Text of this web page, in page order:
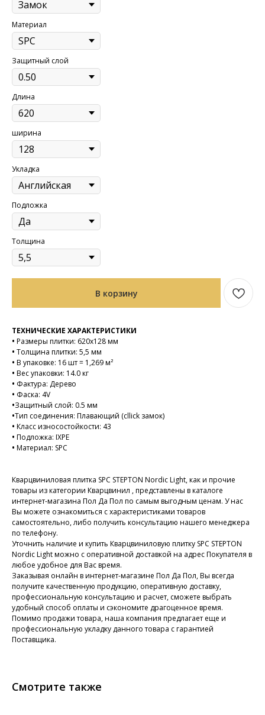
Материал
Защитный слой
Длина
ширина
Укладка
Подложка
Толщина
В корзину
ТЕХНИЧЕСКИЕ ХАРАКТЕРИСТИКИ
• Размеры плитки: 620х128 мм
• Толщина плитки: 5,5 мм
• В упаковке: 16 шт = 1,269 м²
• Вес упаковки: 14.0 кг
• Фактура: Дерево
• Фаска: 4V
•Защитный слой: 0.5 мм
•Тип соединения: Плавающий (cllick замок)
• Класс износостойкости: 43
• Подложка: IXPE
• Материал: SPC
Кварцвиниловая плитка SPC STEPTON Nordic Light, как и прочие
товары из категории Кварцвинил , представлены в каталоге
интернет-магазина Пол Да Пол по самым выгодным ценам. У нас
Вы можете ознакомиться с характеристиками товаров
самостоятельно, либо получить консультацию нашего менеджера
по телефону.
Уточнить наличие и купить Кварцвиниловую плитку SPC STEPTON
Nordic Light можно с оперативной доставкой на адрес Покупателя в
любое удобное для Вас время.
Заказывая онлайн в интернет-магазине Пол Да Пол, Вы всегда
получите качественную продукцию, оперативную доставку,
профессиональную консультацию и расчет, сможете выбрать
удобный способ оплаты и сэкономите драгоценное время.
Помимо продажи товара, наша компания предлагает еще и
профессиональную укладку данного товара с гарантией
Поставщика.
Смотрите также